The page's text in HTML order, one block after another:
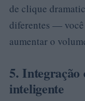
de clique
diferentes — você
aumentar o
5. Integração
inteligente